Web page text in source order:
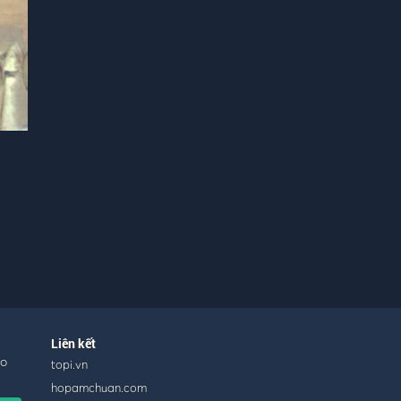
Liên kết
topi.vn
hopamchuan.com